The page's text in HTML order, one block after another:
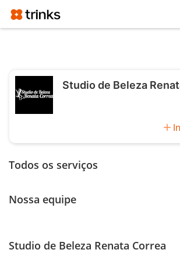
Studio de Beleza
add
Todos os serviços
Nossa equipe
Studio de Beleza Renata Correa